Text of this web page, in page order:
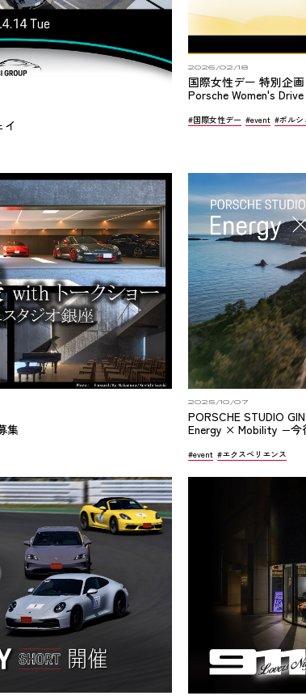
2026/02/18
国際女性デー 特別企画
Porsche Women's
#国際女性デー #event #ポルシ
集
2025/10/07
PORSCHE STUDIO
Energy × Mobility −今
#event #エクスペリエンス